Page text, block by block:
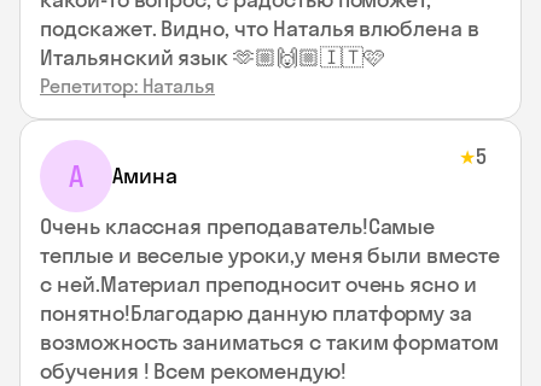
подскажет. Видно, что Наталья влюблена в
Итальянский язык 🫶🏼🙌🏼🇮🇹🩷
Репетитор: Наталья
А Амина
★5
Очень классная преподаватель!Самые
теплые и веселые уроки,у меня были вместе
с ней.Материал преподносит очень ясно и
понятно!Благодарю данную платформу за
возможность заниматься с таким форматом
обучения ! Всем рекомендую!